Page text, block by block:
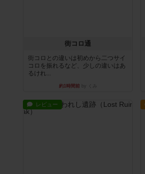
街コロ通
街コロとの違いは初めから二つサイ
コロを振れるなど、少しの違いはあ
るけれ...
約1時間前by くみ
レビュー